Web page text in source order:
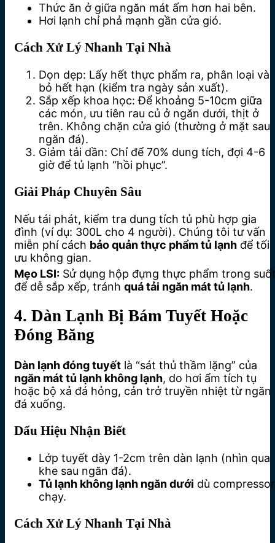
Thức ăn ở giữa ngăn mát ấm hơn hai bên.
Hơi lạnh chỉ phả mạnh gần cửa gió.
Cách Xử Lý Nhanh Tại Nhà
Dọn dẹp: Lấy hết thực phẩm ra, phân loại và
bỏ hết hạn (kiểm tra ngày sản xuất).
Sắp xếp khoa học: Để khoảng 5-10cm giữa
các món, ưu tiên rau củ ở ngăn dưới, thịt ở
trên. Không chặn cửa gió (thường ở mặt sau
ngăn đá).
Giảm tải dần: Chỉ để 70% dung tích, đợi 4-6
giờ để tủ lạnh “hồi phục”.
Giải Pháp Chuyên Sâu
Nếu tái phát, kiểm tra dung tích tủ phù hợp gia
đình (ví dụ: 300L cho 4 người). Chúng tôi tư vấn
miễn phí cách bảo quản thực phẩm tủ lạnh để tối
ưu không gian.
Mẹo LSI: Sử dụng hộp đựng thực phẩm trong
để dễ sắp xếp, tránh quá tải ngăn mát tủ lạnh.
4. Dàn Lạnh Bị Bám Tuyết Hoặc
Đóng Băng
Dàn lạnh đóng tuyết là “sát thủ thầm lặng” của
ngăn mát tủ lạnh không lạnh, do hơi ẩm tích tụ
hoặc bộ xả đá hỏng, cản trở truyền nhiệt từ ngăn
đá xuống.
Dấu Hiệu Nhận Biết
Lớp tuyết dày 1-2cm trên dàn lạnh (nhìn qua
khe sau ngăn đá).
Tủ lạnh không lạnh ngăn dưới dù compressor
chạy.
Cách Xử Lý Nhanh Tại Nhà